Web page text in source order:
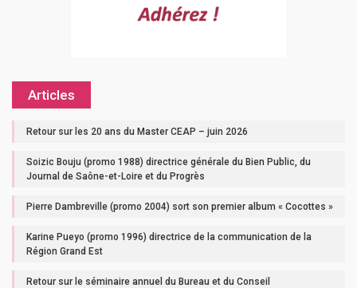
Articles
Retour sur les 20 ans du Master CEAP – juin 2026
Soizic Bouju (promo 1988) directrice générale du Bien Public, du
Journal de Saône-et-Loire et du Progrès
Pierre Dambreville (promo 2004) sort son premier album « Cocottes »
Karine Pueyo (promo 1996) directrice de la communication de la
Région Grand Est
Retour sur le séminaire annuel du Bureau et du Conseil